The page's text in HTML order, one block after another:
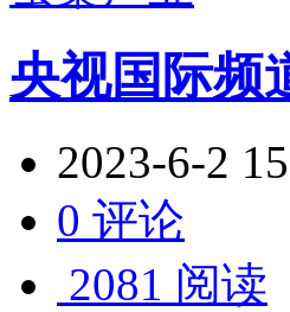
央视国际频
2023-6-2
0 评论
2081 阅读